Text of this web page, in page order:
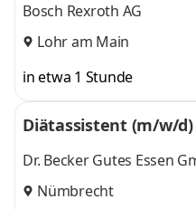
Bosch Rexroth AG
Lohr am Main
in etwa 1 Stunde
Diätassistent (m/w/
Dr. Becker Gutes Essen
Nümbrecht